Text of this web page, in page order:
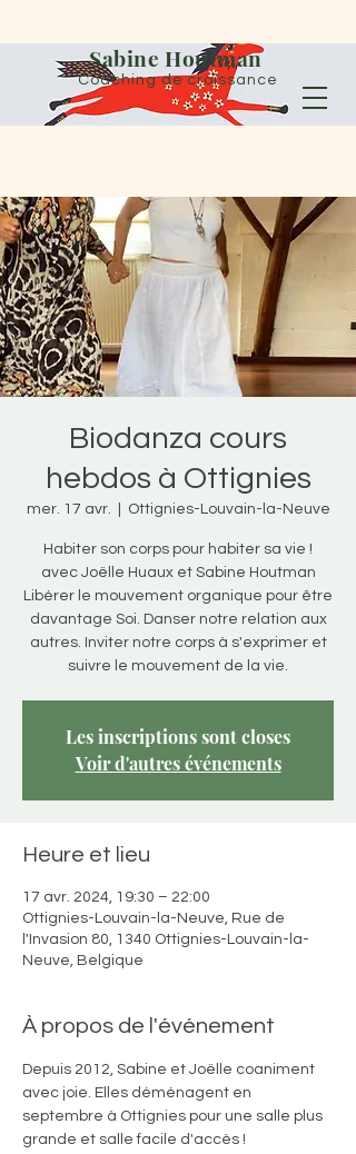
Sabine Houtman
Coaching de croissance
Biodanza cours
hebdos à Ottignies
mer. 17 avr. Ottignies-Louvain-la-Neuve
Habiter son corps pour habiter sa vie !
avec Joëlle Huaux et Sabine Houtman
Libérer le mouvement organique pour être
davantage Soi. Danser notre relation aux
autres. Inviter notre corps à s'exprimer et
suivre le mouvement de la vie.
Les inscriptions sont closes
Voir d'autres événements
Heure et lieu
17 avr. 2024, 19:30 – 22:00
Ottignies-Louvain-la-Neuve, Rue de
l'Invasion 80, 1340 Ottignies-Louvain-la-
Neuve, Belgique
À propos de l'événement
Depuis 2012, Sabine et Joëlle coaniment
avec joie. Elles déménagent en
septembre à Ottignies pour une salle plus
grande et salle facile d'accès !